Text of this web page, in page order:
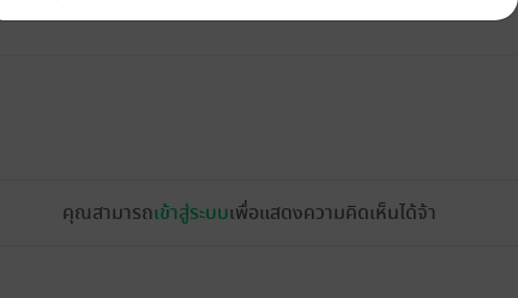
คุณสามารถเข้าสู่ระบบเพื่อแสดงความคิดเห็นได้จ้า